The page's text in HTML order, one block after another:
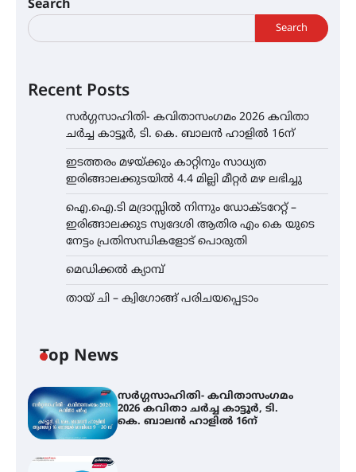
Search
Search
Recent Posts
സർഗ്ഗസാഹിതി- കവിതാസംഗമം 2026 കവിതാ
ചർച്ച കാട്ടൂർ, ടി. കെ. ബാലൻ ഹാളിൽ 16ന്
ഇടത്തരം മഴയ്ക്കും കാറ്റിനും സാധ്യത
ഇരിങ്ങാലക്കുടയിൽ 4.4 മില്ലി മീറ്റർ മഴ ലഭിച്ചു
ഐ.ഐ.ടി മദ്രാസ്സിൽ നിന്നും ഡോക്ടറേറ്റ് –
ഇരിങ്ങാലക്കുട സ്വദേശി ആതിര എം കെ യുടെ
നേട്ടം പ്രതിസന്ധികളോട് പൊരുതി
മെഡിക്കൽ ക്യാമ്പ്
തായ് ചി – ക്വിഗോങ്ങ് പരിചയപ്പെടാം
Top News
സർഗ്ഗസാഹിതി- കവിതാസംഗമം
2026 കവിതാ ചർച്ച കാട്ടൂർ, ടി.
കെ. ബാലൻ ഹാളിൽ 16ന്